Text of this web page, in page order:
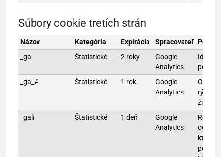
filtrovania
PageingCookie
zobrazenia
produktov
NoDetailInModalCookie
zobrazenia
zobrazenia
produktu
produktu
Súbory cookie tretích strán
Názov Kategória Expirácia Spracovateľ Popis
_ga
Štatistické 2 roky
Google
Analytics
_ga_#
Štatistické 1 rok
Google
Analytics
_gali
Štatistické 1 deň
Google
Analytics
ktoré